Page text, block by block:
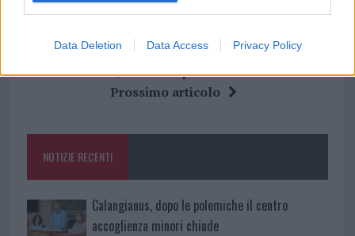
Data Deletion Data Access Privacy Policy
F
a
ce
o
k
T
w
it
Pi
n
te
re
W
h
at
s
p
S
h
a
re
Articolo precedente
Prossimo articolo
NOTIZIE RECENTI
Calangianus, dopo le polemiche il centro
accoglienza minori chiude